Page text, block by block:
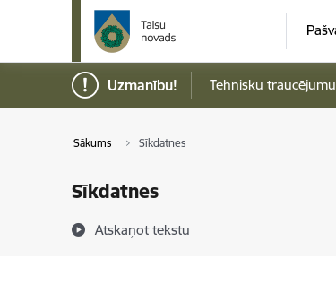
Pāriet uz lapas saturu
Uzmanību! Tehnisku
Sākums Sīkdatnes
Sīkdatnes
Atskaņot tekstu